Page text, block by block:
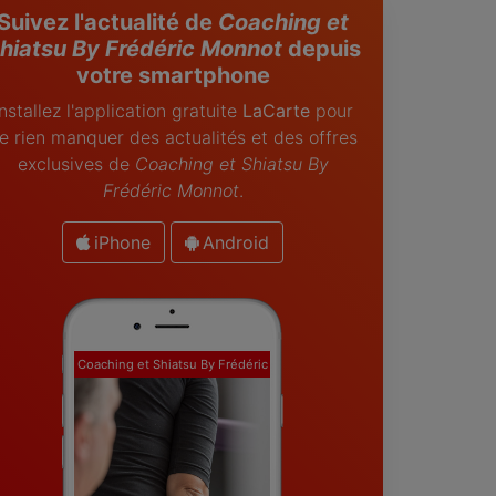
l'actualité de Coaching et
By Frédéric Monnotdepuis
votre smartphone
l'application gratuite LaCartepour
rien manquer des actualités et des offres
exclusives de Coaching et Shiatsu By
Frédéric Monnot.
iPhone Android
Coaching et Shiatsu By Frédéric